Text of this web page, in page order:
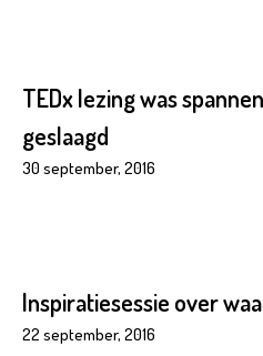
TEDx lezing was
geslaagd
30 september, 2016
Inspiratiesessie over
22 september, 2016